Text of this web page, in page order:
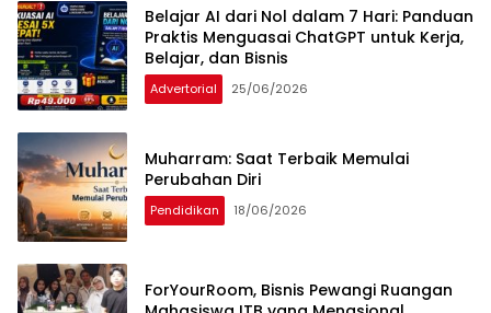
Belajar AI dari Nol dalam 7 Hari: Panduan
Praktis Menguasai ChatGPT untuk Kerja,
Belajar, dan Bisnis
Advertorial 25/06/2026
Muharram: Saat Terbaik Memulai
Perubahan Diri
Pendidikan 18/06/2026
ForYourRoom, Bisnis Pewangi Ruangan